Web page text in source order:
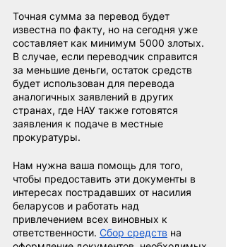
Точная сумма за перевод будет
известна по факту, но на сегодня уже
составляет как минимум 5000 злотых.
В случае, если переводчик справится
за меньшие деньги, остаток средств
будет использован для перевода
аналогичных заявлений в других
странах, где НАУ также готовятся
заявления к подаче в местные
прокуратуры.
Нам нужна ваша помощь для того,
чтобы предоставить эти документы в
интересах пострадавших от насилия
беларусов и работать над
привлечением всех виновных к
ответственности. Сбор средств на